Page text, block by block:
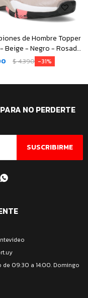
de Hombre Topper
Beige - Negro - Rosado
$4.390 31
de 09:30 a 14:00. Domingo
NO PERDERTE
SUSCRIBIRME
